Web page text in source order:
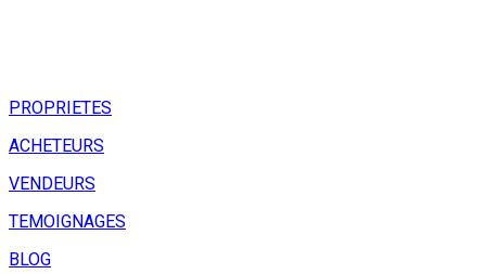
PROPRIETES
ACHETEURS
VENDEURS
TEMOIGNAGES
BLOG